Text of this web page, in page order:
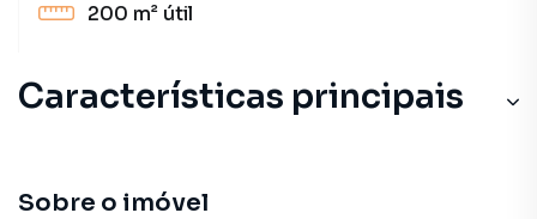
200 m² útil
Características principais
Sobre o imóvel